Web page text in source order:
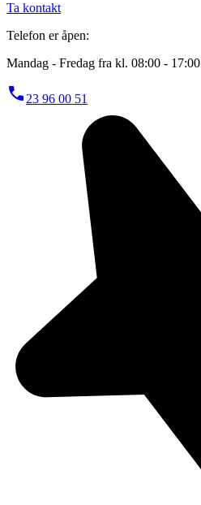
Ta kontakt
Telefon er åpen:
Mandag - Fredag fra kl. 08:00 - 17:00
23 96 00 51